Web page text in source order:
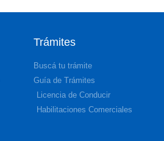
Trámites
Buscá tu trámite
Guía de Trámites
Licencia de Conducir
Habilitaciones Comerciales